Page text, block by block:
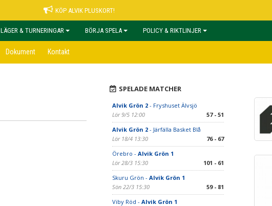
KÖP ALVIK PLUSKORT!
LÄGER & TURNERINGAR BÖRJA SPELA POLICY & RIKTLINJER
Dokument Kontakt
SPELADE MATCHER
Alvik Grön 2- Fryshuset Älvsjö
Lör 9/5 12:00
57 - 51
Alvik Grön 2- Järfälla Basket Blå
Lör 18/4 13:30
76 - 67
Örebro - Alvik Grön 1
Lör 28/3 15:30
101 - 61
Skuru Grön - Alvik Grön 1
Sön 22/3 15:30
59 - 81
Viby Röd - Alvik Grön 1